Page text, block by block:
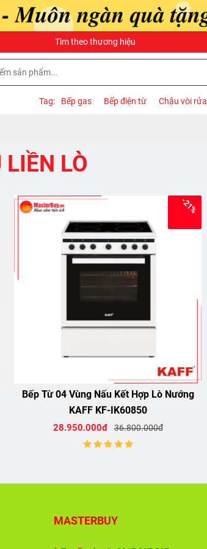
Tìm theo thương hiệu
Tag: Bếp gas Bếp điện từ Chậu vòi rửa
LIỀN LÒ
Bếp Từ 04 Vùng Nấu Kết Hợp Lò Nướng
KAFF KF-IK60850
28.950.000đ 36.800.000đ
-21%
MASTERBUY